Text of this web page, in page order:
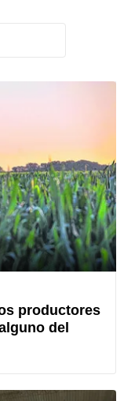
productores
del